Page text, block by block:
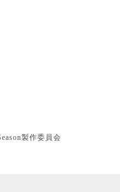
製作委員会